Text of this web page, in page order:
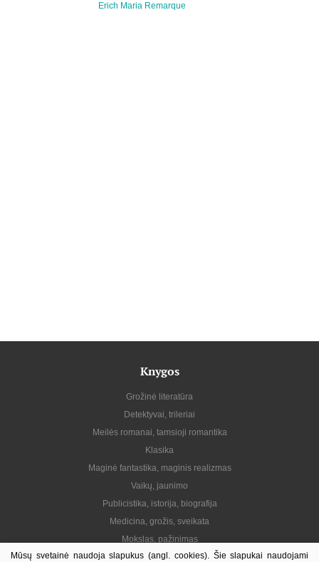
Erich Maria Remarque
Knygos
Grožinė literatūra
Detektyvai, trileriai
Meilės romanai, tamsioji romantika
Klasika
Maginė fantastika, maginis realizmas
Vaikų, jaunimo
Publicistika, istorija, biografija
Medicina, grožis, sveikata
Mokslas, pažinimas
Praktinė, gyvenimo būdas
Mūsų svetainė naudoja slapukus (angl. cookies). Šie slapukai naudojami